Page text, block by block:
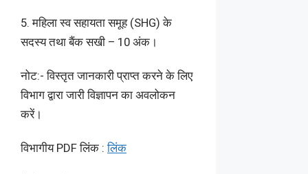
5. महिला स्व सहायता समूह (SHG) के
सदस्य तथा बैंक सखी – 10 अंक।
नोट:- विस्तृत जानकारी प्राप्त करने के लिए
विभाग द्वारा जारी विज्ञापन का अवलोकन
करें।
विभागीय PDF लिंक :लिंक